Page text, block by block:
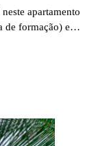
apartamento
de formação) e…